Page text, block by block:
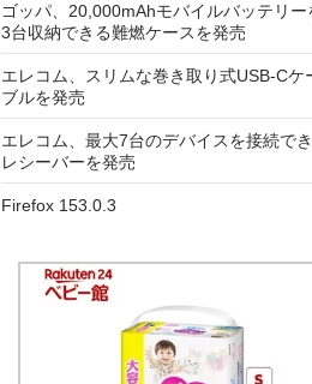
ゴッパ、20,000mAhモバイルバッテリー
3台収納できる難燃ケースを発売
エレコム、スリムな巻き取り式USB-Cケ
ブルを発売
エレコム、最大7台のデバイスを接続で
レシーバーを発売
Firefox 153.0.3